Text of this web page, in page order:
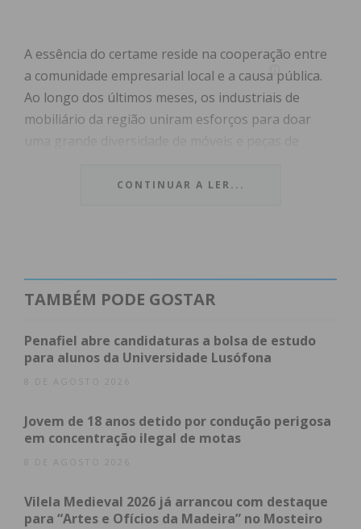
A essência do certame reside na cooperação entre
a comunidade empresarial local e a causa pública.
Ao longo dos últimos meses, os industriais de
mobiliário da região uniram esforços para doar
disponíveis ao público geral numa exposição de
durante estes dez dias representa uma almofada
financeira crucial. Os fundos angariados destinam-
se diretamente a suportar as despesas
manutenção e modernização de:
Equipamentos de proteção individual;
Infraestruturas indispensáveis para garantir
CONTINUAR A LER...
TAMBÉM PODE GOSTAR
Penafiel abre candidaturas a bolsa de estudo
para alunos da Universidade Lusófona
8 DE AGOSTO 2026
Jovem de 18 anos detido por condução perigosa
em concentração ilegal de motas
8 DE AGOSTO 2026
Vilela Medieval 2026 já arrancou com destaque
para “Artes e Ofícios da Madeira” no Mosteiro